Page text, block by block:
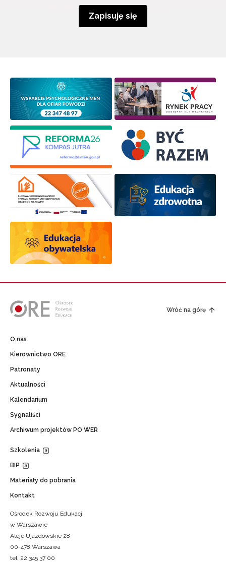
Zapisuję się
Wróć na górę
O nas
Kierownictwo ORE
Patronaty
Aktualności
Kalendarium
Sygnaliści
Archiwum projektów PO WER
Szkolenia
BIP
Materiały do pobrania
Kontakt
Ośrodek Rozwoju Edukacji
w Warszawie
Aleje Ujazdowskie 28
00-478 Warszawa
tel. 22 345 37 00